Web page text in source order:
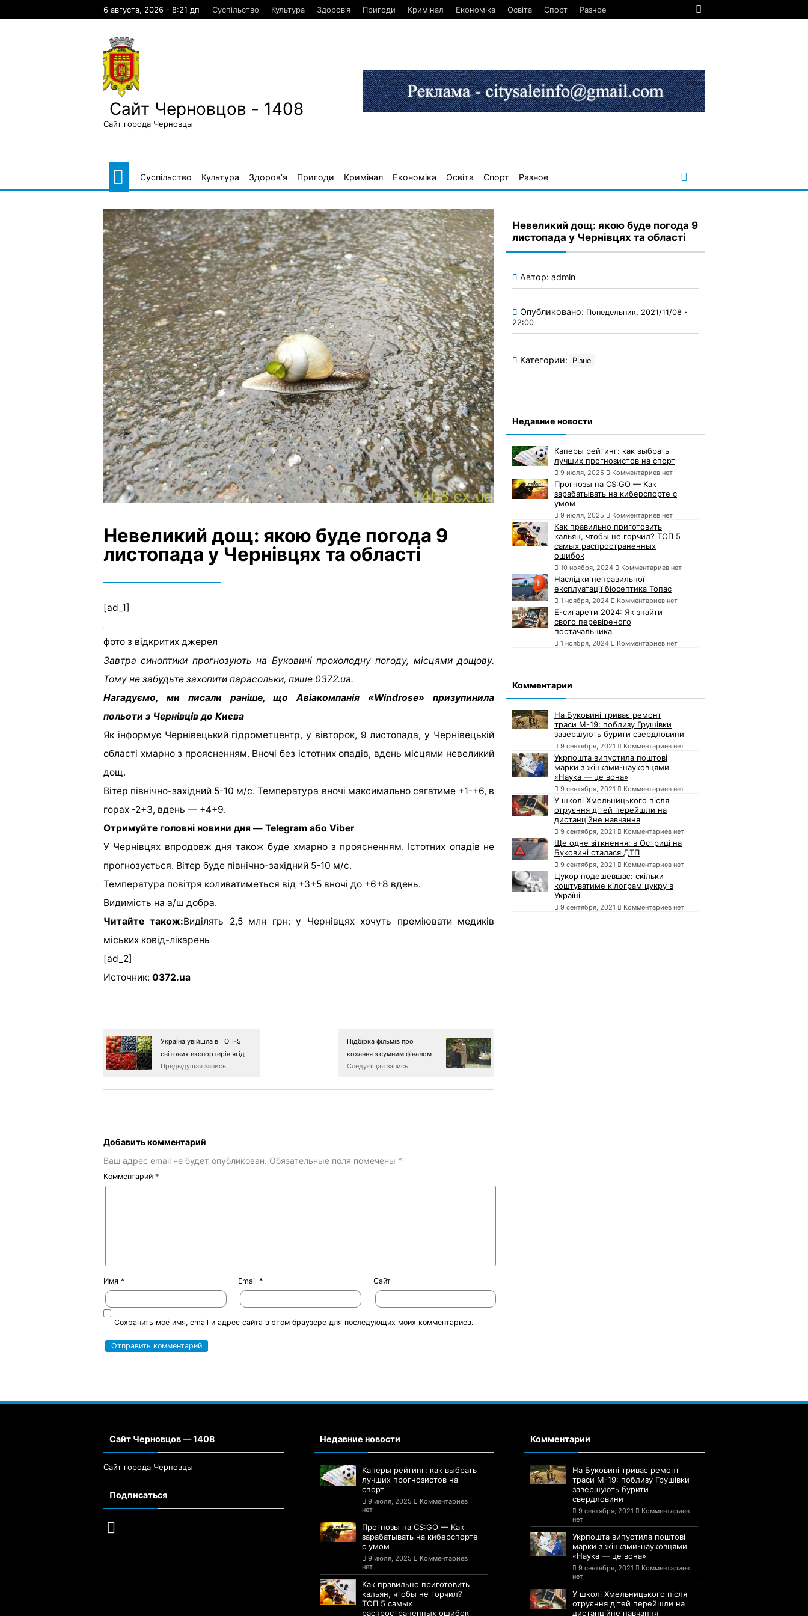
6 августа, 2026 - 8:21 дп Суспільство Культура Здоров’я Пригоди Кримінал Економіка Освіта Спорт Разное
Сайт Черновцов - 1408
Сайт города Черновцы
Суспільство Культура Здоров’я Пригоди Кримінал Економіка Освіта Спорт Разное
Невеликий дощ: якою буде погода 9
листопада у Чернівцях та області
[ad_1]
фото з відкритих джерел
Завтра синоптики прогнозують на Буковині прохолодну погоду, місцями дощову.
Тому не забудьте захопити парасольки, пише 0372.ua.
Нагадуємо, ми писали раніше, що Авіакомпанія «Windrose» призупинила
польоти з Чернівців до Києва
Як інформує Чернівецький гідрометцентр, у вівторок, 9 листопада, у Чернівецькій
області хмарно з проясненням. Вночі без істотних опадів, вдень місцями невеликий
дощ.
Вітер північно-західний 5-10 м/с. Температура вночі максимально сягатиме +1-+6, в
горах -2+3, вдень — +4+9.
Отримуйте головні новини дня — Telegram або Viber
У Чернівцях впродовж дня також буде хмарно з проясненням. Істотних опадів не
прогнозується. Вітер буде північно-західний 5-10 м/с.
Температура повітря коливатиметься від +3+5 вночі до +6+8 вдень.
Видимість на а/ш добра.
Читайте також:Виділять 2,5 млн грн: у Чернівцях хочуть преміювати медиків
міських ковід-лікарень
[ad_2]
Источник: 0372.ua
Україна увійшла в ТОП-5
світових експортерів ягід
Предыдущая запись
Підбірка фільмів про
кохання з сумним фіналом
Следующая запись
Добавить комментарий
Ваш адрес email не будет опубликован. Обязательные поля помечены *
Комментарий *
Имя * Email* Сайт
Сохранить моё имя, email и адрес сайта в этом браузере для последующих моих комментариев.
Невеликий дощ: якою буде погода 9
листопада у Чернівцях та області
Автор: admin
Опубликовано: Понедельник, 2021/11/08 -
22:00
Категории: Різне
Недавние новости
Каперы рейтинг: как выбрать
лучших прогнозистов на спорт
9 июля, 2025 Комментариев нет
Прогнозы на CS:GO — Как
зарабатывать на киберспорте с
умом
9 июля, 2025 Комментариев нет
Как правильно приготовить
кальян, чтобы не горчил? ТОП 5
самых распространенных
ошибок
10 ноября, 2024 Комментариев нет
Наслідки неправильної
експлуатації біосептика Топас
1 ноября, 2024 Комментариев нет
Е-сигарети 2024: Як знайти
свого перевіреного
постачальника
1 ноября, 2024 Комментариев нет
Комментарии
На Буковині триває ремонт
траси М-19: поблизу Грушівки
завершують бурити свердловини
9 сентября, 2021 Комментариев нет
Укрпошта випустила поштові
марки з жінками-науковцями
«Наука — це вона»
9 сентября, 2021 Комментариев нет
У школі Хмельницького після
отруєння дітей перейшли на
дистанційне навчання
9 сентября, 2021 Комментариев нет
Ще одне зіткнення: в Остриці на
Буковині сталася ДТП
9 сентября, 2021 Комментариев нет
Цукор подешевшає: скільки
коштуватиме кілограм цукру в
Україні
9 сентября, 2021 Комментариев нет
Сайт Черновцов — 1408
Сайт города Черновцы
Подписаться
Недавние новости
Каперы рейтинг: как выбрать
лучших прогнозистов на
спорт
9 июля, 2025
Комментариев
нет
Прогнозы на CS:GO — Как
зарабатывать на киберспорте
с умом
9 июля, 2025
Комментариев
нет
Как правильно приготовить
кальян, чтобы не горчил?
ТОП 5 самых
распространенных ошибок
Комментарии
На Буковині триває ремонт
траси М-19: поблизу Грушівки
завершують бурити
свердловини
9 сентября, 2021
Комментариев
нет
Укрпошта випустила поштові
марки з жінками-науковцями
«Наука — це вона»
9 сентября, 2021
Комментариев
нет
У школі Хмельницького після
отруєння дітей перейшли на
дистанційне навчання